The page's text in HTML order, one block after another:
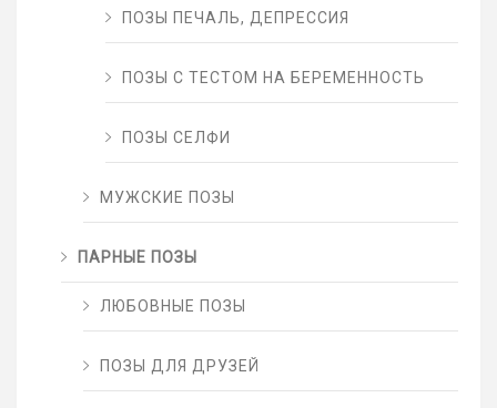
ПОЗЫ ПЕЧАЛЬ, ДЕПРЕССИЯ
ПОЗЫ С ТЕСТОМ НА БЕРЕМЕННОСТЬ
ПОЗЫ СЕЛФИ
МУЖСКИЕ ПОЗЫ
ПАРНЫЕ ПОЗЫ
ЛЮБОВНЫЕ ПОЗЫ
ПОЗЫ ДЛЯ ДРУЗЕЙ